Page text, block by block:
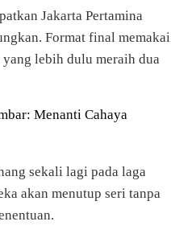
Jakarta Pertamina
Format final memakai
lebih dulu meraih dua
Menanti Cahaya
sekali lagi pada laga
akan menutup seri tanpa